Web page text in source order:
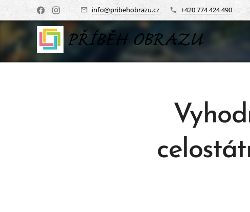
info@pribehobrazu.cz +420 774 424 490